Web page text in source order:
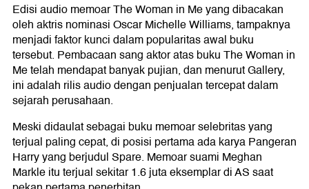
Edisi audio memoar The Woman in Me yang dibacakan
oleh aktris nominasi Oscar Michelle Williams, tampaknya
menjadi faktor kunci dalam popularitas awal buku
tersebut. Pembacaan sang aktor atas buku The Woman in
Me telah mendapat banyak pujian, dan menurut Gallery,
ini adalah rilis audio dengan penjualan tercepat dalam
sejarah perusahaan.
Meski didaulat sebagai buku memoar selebritas yang
terjual paling cepat, di posisi pertama ada karya Pangeran
Harry yang berjudul Spare. Memoar suami Meghan
Markle itu terjual sekitar 1.6 juta eksemplar di AS saat